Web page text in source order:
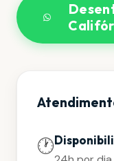
🕐